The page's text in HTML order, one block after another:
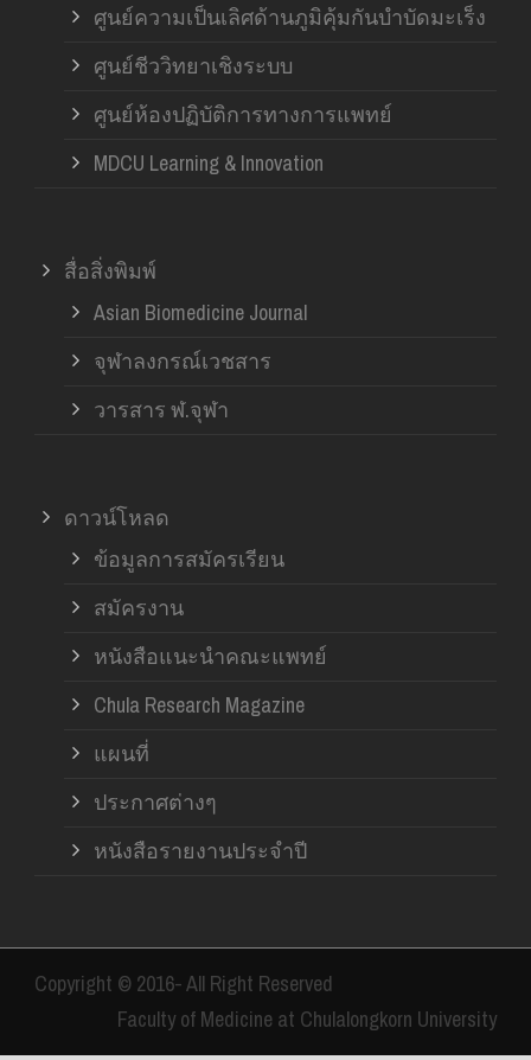
ศูนย์ความเป็นเลิศด้านภูมิคุ้มกันบำบัดมะเร็ง
ศูนย์ชีววิทยาเชิงระบบ
ศูนย์ห้องปฏิบัติการทางการแพทย์
MDCU Learning & Innovation
สื่อสิ่งพิมพ์
Asian Biomedicine Journal
จุฬาลงกรณ์เวชสาร
วารสาร ฬ.จุฬา
ดาวน์โหลด
ข้อมูลการสมัครเรียน
สมัครงาน
หนังสือแนะนำคณะแพทย์
Chula Research Magazine
แผนที่
ประกาศต่างๆ
หนังสือรายงานประจำปี
Copyright © 2016- All Right Reserved
Faculty of Medicine at Chulalongkorn University